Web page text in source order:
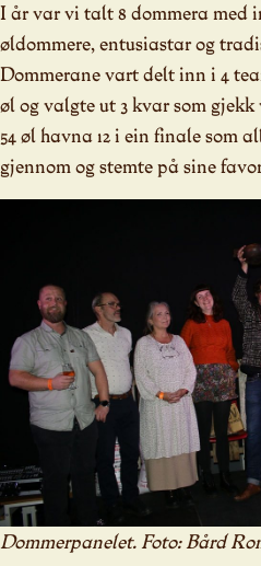
I år var vi talt 8 dommera med
øldommere, entusiastar og
Dommerane vart delt inn i 4
øl og valgte ut 3 kvar som
54 øl havna 12 i ein finale som
gjennom og stemte på sine
Dommerpanelet. Foto: Bård